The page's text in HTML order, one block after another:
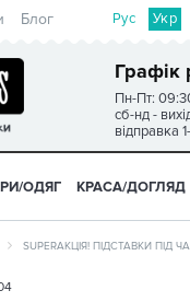
Блог Рус Укр
Графік
Пн-Пт:
сб-нд -
відправка
ОДЯГ КРАСА/ДОГЛЯД
SUPERАКЦІЯ! ПІДСТАВКИ